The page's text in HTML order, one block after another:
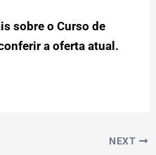
sobre o Curso de
a oferta atual.
NEXT